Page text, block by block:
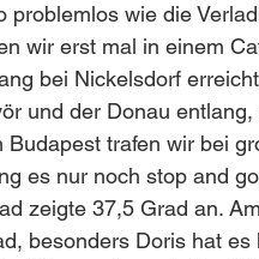
problemlos wie die
wir erst mal in einem
bei Nickelsdorf
und der Donau
Budapest trafen wir bei
es nur noch stop and
zeigte 37,5 Grad an.
besonders Doris hat